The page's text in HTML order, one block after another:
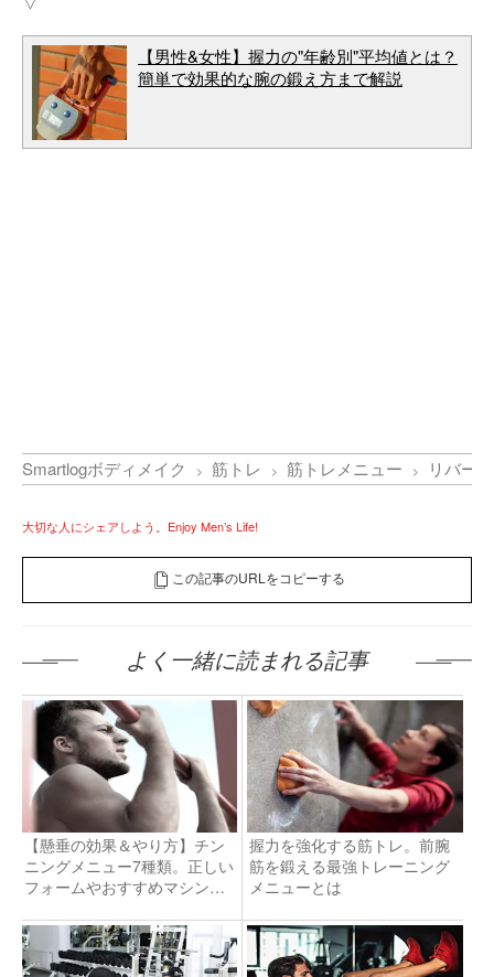
【男性&女性】握力の"年齢別"平均値とは？
簡単で効果的な腕の鍛え方まで解説
Smartlogボディメイク 筋トレ 筋トレメニュー リバー
大切な人にシェアしよう。Enjoy Men’s Life!
この記事のURLをコピーする
よく一緒に読まれる記事
【懸垂の効果＆やり方】チン
ニングメニュー7種類。正しい
フォームやおすすめマシンも
握力を強化する筋トレ。前腕
筋を鍛える最強トレーニング
メニューとは